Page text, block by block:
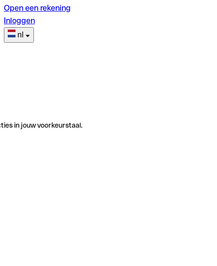
Open een rekening
Inloggen
nl
in jouw voorkeurstaal.